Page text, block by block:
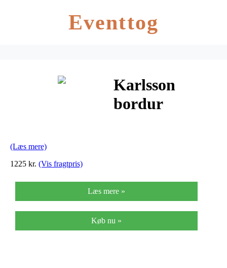
Eventtog
Karlsson
bordur
(Læs mere)
1225 kr. (Vis fragtpris)
Læs mere »
Køb nu »